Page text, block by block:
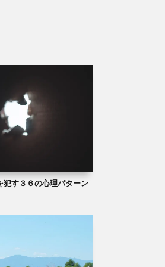
犯す３６の心理パターン